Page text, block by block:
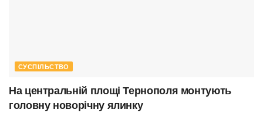
СУСПІЛЬСТВО
На центральній площі Тернополя монтують
головну новорічну ялинку